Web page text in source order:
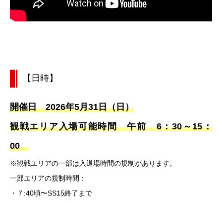
【日時】
開催日 2026年5月31日（日）
観戦エリア入場可能時間 午前 6：30～15：
00
※観戦エリアの一部は入退場時間の規制があります。
一部エリアの規制時間：
・７:40頃〜SS15終了まで